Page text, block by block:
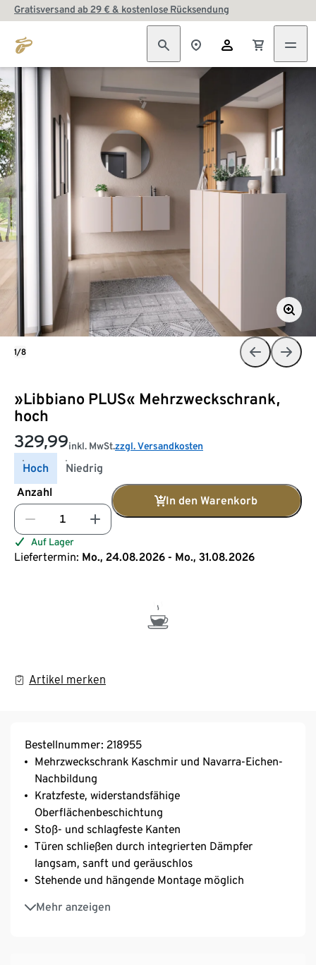
Gratisversand ab 29 € & kostenlose Rücksendung
»Libbiano PLUS« Mehrzweckschrank,
hoch
329,99inkl. MwSt.zzgl. Versandkosten
Hoch
Niedrig
Anzahl
In den Warenkorb
Auf Lager
Liefertermin: Mo., 24.08.2026 - Mo., 31.08.2026
Artikel merken
1/8
Bestellnummer: 218955
Mehrzweckschrank Kaschmir und Navarra-Eichen-
Nachbildung
Kratzfeste, widerstandsfähige
Oberflächenbeschichtung
Stoß- und schlagfeste Kanten
Türen schließen durch integrierten Dämpfer
langsam, sanft und geräuschlos
Stehende und hängende Montage möglich
Mehr anzeigen
Geringe Tiefe – ideal für schmale Flure
Umweltfreundlich ohne Styropor verpackt